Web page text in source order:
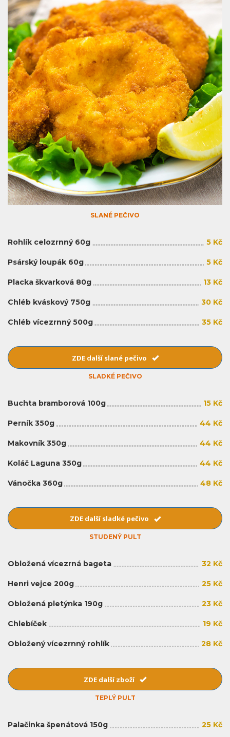
SLANÉ PEČIVO
Rohlík celozrnný 60g 5 Kč
Psárský loupák 60g 5 Kč
Placka škvarková 80g 13 Kč
Chléb kváskový 750g 30 Kč
Chléb vícezrnný 500g 35 Kč
ZDE další slané pečivo
SLADKÉ PEČIVO
Buchta bramborová 100g 15 Kč
Perník 350g 44 Kč
Makovník 350g 44 Kč
Koláč Laguna 350g 44 Kč
Vánočka 360g 48 Kč
ZDE další sladké pečivo
STUDENÝ PULT
Obložená vícezrná bageta 32 Kč
Henri vejce 200g 25 Kč
Obložená pletýnka 190g 23 Kč
Chlebíček 19 Kč
Obložený vícezrnný rohlík 28 Kč
ZDE další zboží
TEPLÝ PULT
Palačinka špenátová 150g 25 Kč